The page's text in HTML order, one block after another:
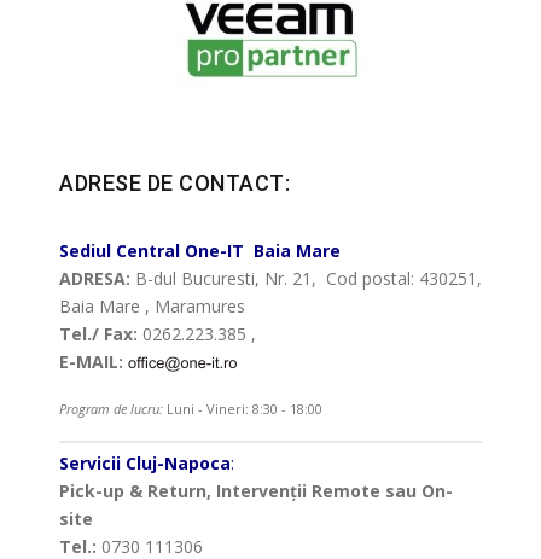
ADRESE DE CONTACT:
Sediul Central One-IT Baia Mare
ADRESA: B-dul Bucuresti, Nr. 21, Cod postal: 430251,
Baia Mare , Maramures
Tel./ Fax: 0262.223.385 ,
E-MAIL:
Program de lucru: Luni - Vineri: 8:30 - 18:00
Servicii Cluj-Napoca:
Pick-up & Return, Intervenții Remote sau On-
site
Tel.: 0730 111306